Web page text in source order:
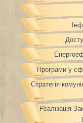
Програми у
Стратегія
Реалізація